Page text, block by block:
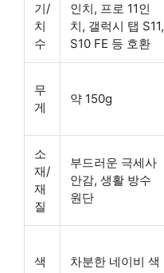
기/
치
수
인치, 프로 11인
치, 갤럭시 탭 S11,
S10 FE 등 호환
무
게
약 150g
소
재/
재
질
부드러운 극세사
안감, 생활 방수
원단
색
차분한 네이비 색